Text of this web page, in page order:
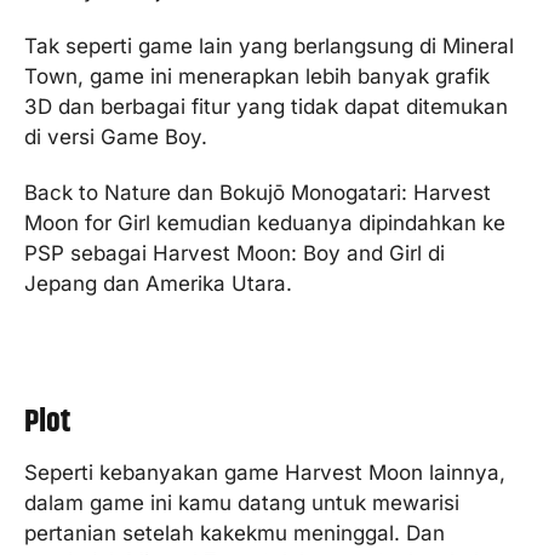
Tak seperti game lain yang berlangsung di Mineral
Town, game ini menerapkan lebih banyak grafik
3D dan berbagai fitur yang tidak dapat ditemukan
di versi Game Boy.
Back to Nature dan Bokujō Monogatari: Harvest
Moon for Girl kemudian keduanya dipindahkan ke
PSP sebagai Harvest Moon: Boy and Girl di
Jepang dan Amerika Utara.
Plot
Seperti kebanyakan game Harvest Moon lainnya,
dalam game ini kamu datang untuk mewarisi
pertanian setelah kakekmu meninggal. Dan